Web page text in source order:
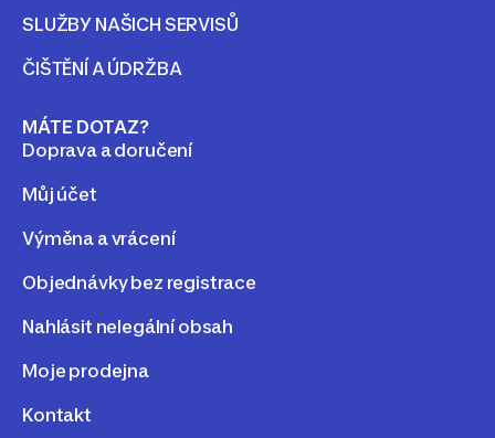
SLUŽBY NAŠICH SERVISŮ
ČIŠTĚNÍ A ÚDRŽBA
MÁTE DOTAZ?
Doprava a doručení
Můj účet
Výměna a vrácení
Objednávky bez registrace
Nahlásit nelegální obsah
Moje prodejna
Kontakt